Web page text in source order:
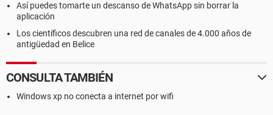
Así puedes tomarte un descanso de WhatsApp sin borrar la
aplicación
Los científicos descubren una red de canales de 4.000 años de
antigüedad en Belice
CONSULTA TAMBIÉN
Windows xp no conecta a internet por wifi